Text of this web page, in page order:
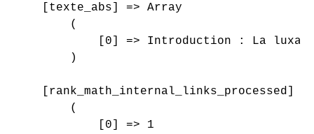
    [texte_abs] => Array
        (
[0] => Introduction : La
        )
[rank_math_internal_links_processed]
        (
            [0] => 1